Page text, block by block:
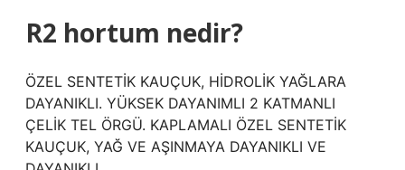
R2 hortum nedir?
ÖZEL SENTETİK KAUÇUK, HİDROLİK YAĞLARA
DAYANIKLI. YÜKSEK DAYANIMLI 2 KATMANLI
ÇELİK TEL ÖRGÜ. KAPLAMALI ÖZEL SENTETİK
KAUÇUK, YAĞ VE AŞINMAYA DAYANIKLI VE